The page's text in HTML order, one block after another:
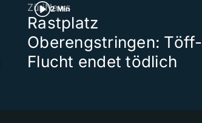
2 Min
ZüriNews
Rastplatz
Oberengstringen: Töff-
Flucht endet tödlich